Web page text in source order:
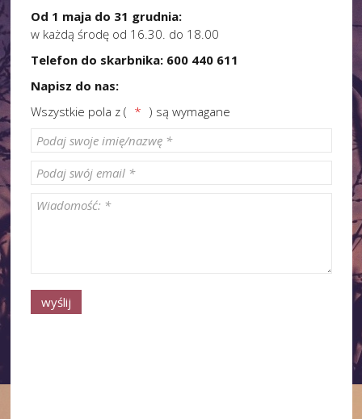
Od 1 maja do 31 grudnia:
w każdą środę od 16.30. do 18.00
Telefon do skarbnika: 600 440 611
Napisz do nas:
Wszystkie pola z ( * ) są wymagane
Regulamin